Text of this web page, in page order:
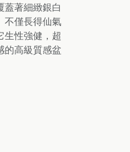
蓋著細緻銀白
不僅長得仙氣
生性強健，超
的高級質感盆